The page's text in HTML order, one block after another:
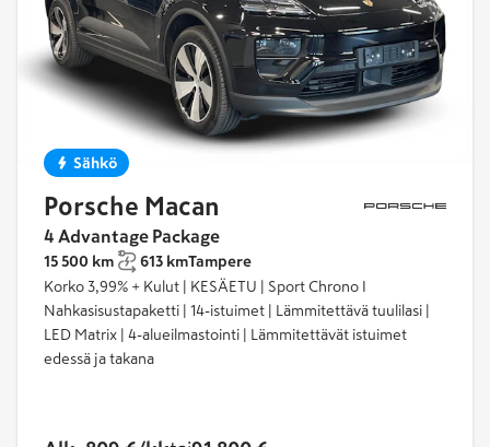
Sähkö
Porsche Macan
4 Advantage Package
15 500 km 613 kmTampere
Korko 3,99% + Kulut | KESÄETU | Sport Chrono I
Nahkasisustapaketti | 14-istuimet | Lämmitettävä tuulilasi |
LED Matrix | 4-alueilmastointi | Lämmitettävät istuimet
edessä ja takana